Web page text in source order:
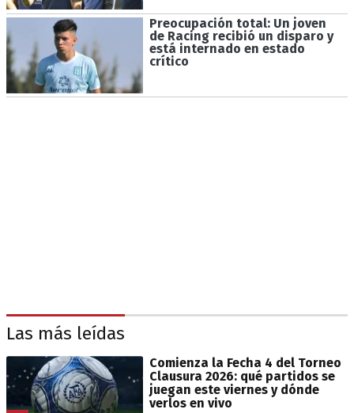
Preocupación total: Un joven
de Racing recibió un disparo y
está internado en estado
crítico
Las más leídas
Comienza la Fecha 4 del Torneo
Clausura 2026: qué partidos se
juegan este viernes y dónde
verlos en vivo